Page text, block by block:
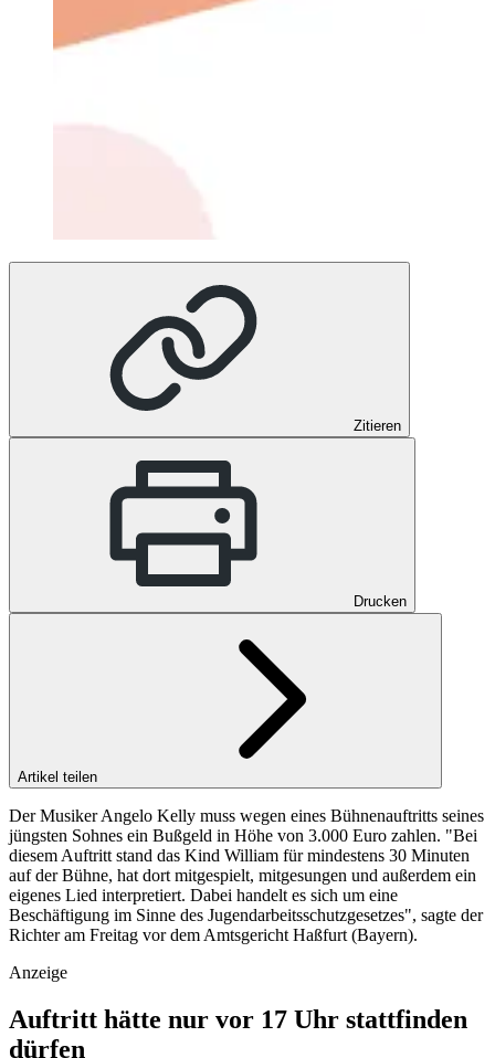
Zitieren
Drucken
Artikel teilen
Der Musiker Angelo Kelly muss wegen eines Bühnenauftritts seines
jüngsten Sohnes ein Bußgeld in Höhe von 3.000 Euro zahlen. "Bei
diesem Auftritt stand das Kind William für mindestens 30 Minuten
auf der Bühne, hat dort mitgespielt, mitgesungen und außerdem ein
eigenes Lied interpretiert. Dabei handelt es sich um eine
Beschäftigung im Sinne des Jugendarbeitsschutzgesetzes", sagte der
Richter am Freitag vor dem Amtsgericht Haßfurt (Bayern).
Anzeige
Auftritt hätte nur vor 17 Uhr stattfinden
dürfen